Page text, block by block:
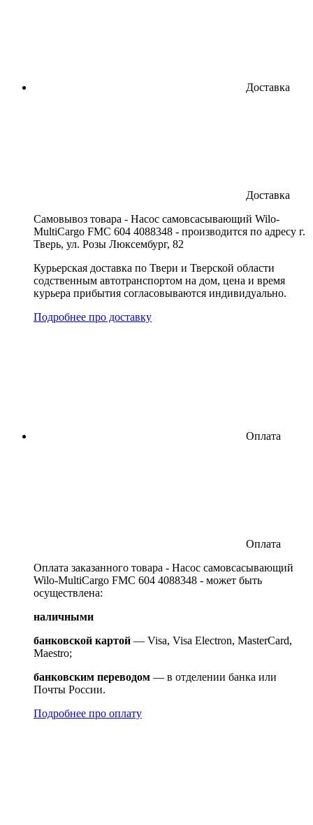
Доставка
Доставка
Cамовывоз товара - Насос самовсасывающий Wilo-
MultiCargo FMC 604 4088348 - производится по адресу г.
Тверь, ул. Розы Люксембург, 82
Курьерская доставка по Твери и Тверской области
содственным автотранспортом на дом, цена и время
курьера прибытия согласовываются индивидуально.
Подробнее про доставку
Оплата
Оплата
Оплата заказанного товара - Насос самовсасывающий
Wilo-MultiCargo FMC 604 4088348 - может быть
осуществлена:
наличными
банковской картой — Visa, Visa Electron, MasterCard,
Maestro;
банковским переводом — в отделении банка или
Почты России.
Подробнее про оплату